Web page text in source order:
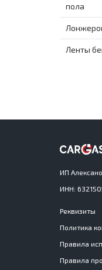
пола
Ленты
ИП
ИНН:
Реквизиты
Политика
Правила
Правила